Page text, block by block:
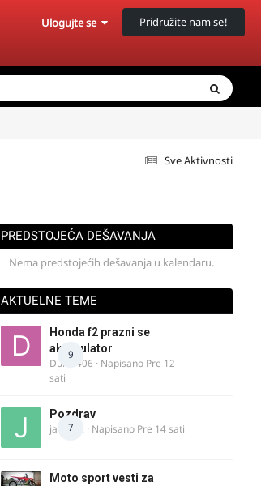
Ulogujte se Pridružite nam se!
Sve Aktivnosti
PREDSTOJEĆA DEŠAVANJA
Nema predstojećih dešavanja u kalendaru.
AKTUELNE TEME
9
Honda f2 prazni se
akomulator
Dule1406 · Napisano Pre 12
sati
7
Pozdrav
jasminc · Napisano Pre 14 sati
Moto sport vesti za